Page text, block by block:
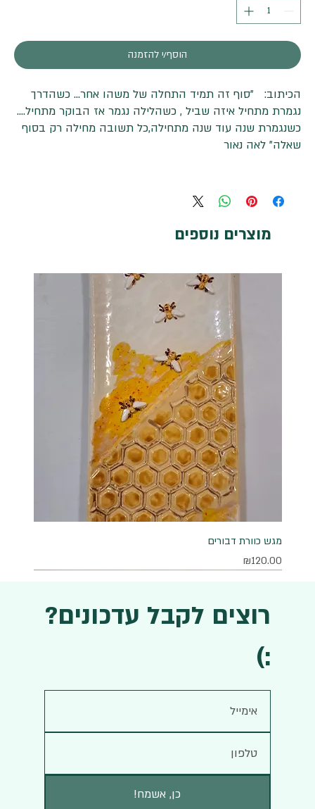
הוסף/י להזמנה
הכיתוב: "סוף זה תמיד התחלה של משהו אחר... כשהדרך
נגמרת מתחיל איזה שביל , כשהלילה נגמר אז הבוקר מתחיל....
כשנגמרת שנה עוד שנה מתחילה,כל תשובה מחילה רק בסוף
שאלה" לאה נאור
מוצרים נוספים
מגש כוורת דבורים
מחיר
₪120.00
רוצים לקבל עדכונים?
:)
!כן, אשמח